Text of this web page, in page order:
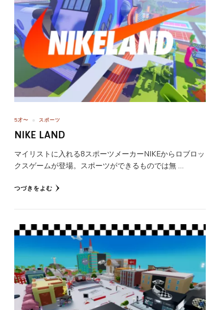
5才〜 スポーツ
NIKE LAND
マイリストに入れる8スポーツメーカーNIKEからロブロッ
クスゲームが登場。スポーツができるものでは無 …
つづきをよむ